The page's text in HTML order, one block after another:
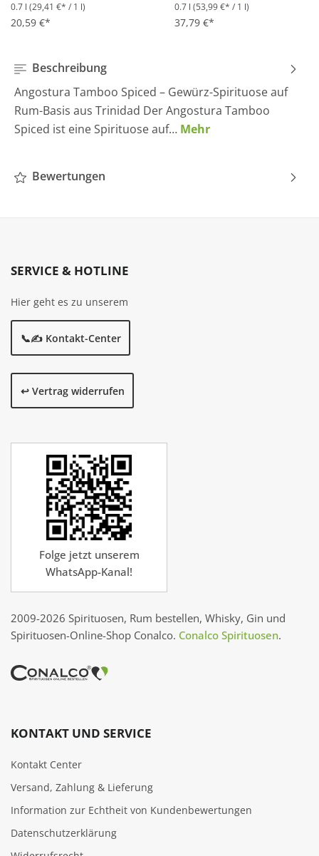
Durchschnittliche Bewertung von 3.2 von 5 Sternen
0.7 l (29,41 €* / 1 l)
20,59 €*
Durchschnittliche
0.7 l (53,99 €* / 1 l)
37,79 €*
Beschreibung
Angostura Tamboo Spiced – Gewürz-Spirituose auf
Rum-Basis aus Trinidad Der Angostura Tamboo
Spiced ist eine Spirituose auf… Mehr
Bewertungen
SERVICE & HOTLINE
Hier geht es zu unserem
📞✍️ Kontakt-Center
↩️ Vertrag widerrufen
Folge jetzt unserem
WhatsApp-Kanal!
2009-2026 Spirituosen, Rum bestellen, Whisky, Gin und
Spirituosen-Online-Shop Conalco. Conalco Spirituosen.
KONTAKT UND SERVICE
Kontakt Center
Versand, Zahlung & Lieferung
Information zur Echtheit von Kundenbewertungen
Datenschutzerklärung